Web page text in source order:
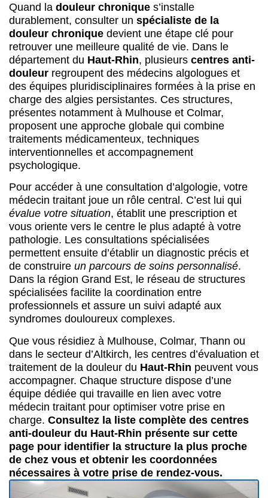
Quand la douleur chronique s’installe
durablement, consulter un spécialiste de la
douleur chronique devient une étape clé pour
retrouver une meilleure qualité de vie. Dans le
département du Haut-Rhin, plusieurs centres anti-
douleur regroupent des médecins algologues et
des équipes pluridisciplinaires formées à la prise en
charge des algies persistantes. Ces structures,
présentes notamment à Mulhouse et Colmar,
proposent une approche globale qui combine
traitements médicamenteux, techniques
interventionnelles et accompagnement
psychologique.
Pour accéder à une consultation d’algologie, votre
médecin traitant joue un rôle central. C’est lui qui
évalue votre situation, établit une prescription et
vous oriente vers le centre le plus adapté à votre
pathologie. Les consultations spécialisées
permettent ensuite d’établir un diagnostic précis et
de construire un parcours de soins personnalisé.
Dans la région Grand Est, le réseau de structures
spécialisées facilite la coordination entre
professionnels et assure un suivi adapté aux
syndromes douloureux complexes.
Que vous résidiez à Mulhouse, Colmar, Thann ou
dans le secteur d’Altkirch, les centres d’évaluation et
traitement de la douleur du Haut-Rhin peuvent vous
accompagner. Chaque structure dispose d’une
équipe dédiée qui travaille en lien avec votre
médecin traitant pour optimiser votre prise en
charge. Consultez la liste complète des centres
anti-douleur du Haut-Rhin présente sur cette
page pour identifier la structure la plus proche
de chez vous et obtenir les coordonnées
nécessaires à votre prise de rendez-vous.